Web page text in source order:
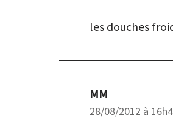
les douches
MM
28/08/2012 à